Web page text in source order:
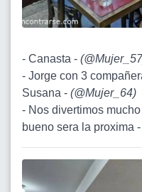
- Canasta - (@Mujer_57
- Jorge con 3
Susana - (@Mujer_64)
- Nos divertimos
bueno sera la proxima -